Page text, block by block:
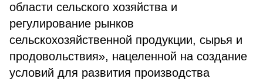
области сельского хозяйства и
регулирование рынков
сельскохозяйственной продукции, сырья и
продовольствия», нацеленной на создание
условий для развития производства